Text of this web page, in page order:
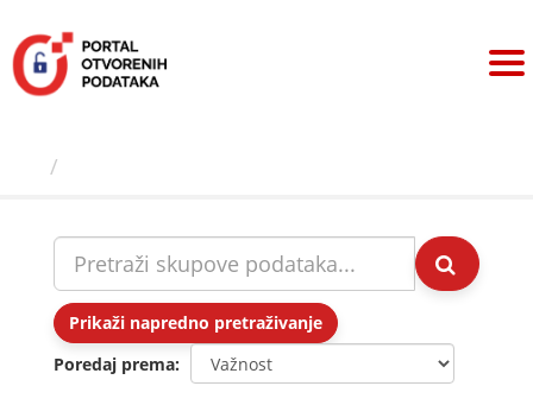
sadržaj
Prikaži napredno pretraživanje
Poredaj prema